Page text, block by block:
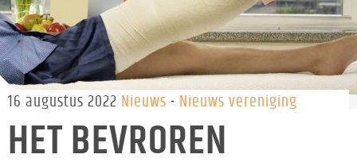
16 augustus 2022 Nieuws Nieuws vereniging
HET BEVROREN